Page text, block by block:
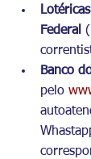
Federal
Banco
pelo